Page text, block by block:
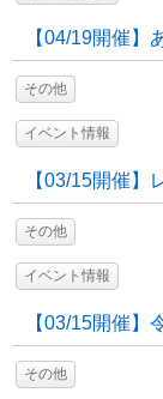
【04/19開催
その他
イベント情報
【03/15開催】
その他
イベント情報
【03/15開催】
その他